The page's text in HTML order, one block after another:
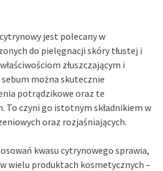
jest polecany w
do pielęgnacji skóry tłustej i
złuszczającym i
można skutecznie
potrądzikowe oraz te
To czyni go istotnym składnikiem w
oraz rozjaśniających.
kwasu cytrynowego sprawia,
wielu produktach kosmetycznych –